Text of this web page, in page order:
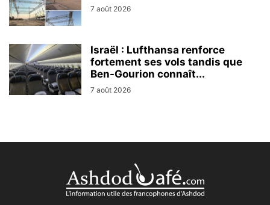
7 août 2026
Israël : Lufthansa renforce
fortement ses vols tandis que
Ben-Gourion connaît...
7 août 2026